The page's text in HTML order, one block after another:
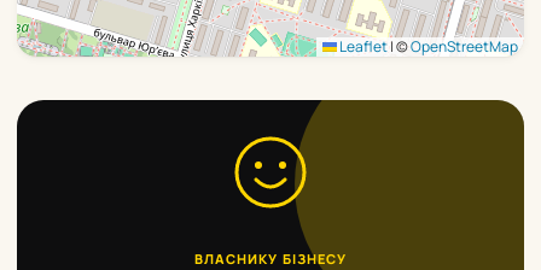
Leaflet|©OpenStreetMap
ВЛАСНИКУ БІЗНЕСУ